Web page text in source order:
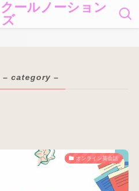
ールノーション
ズ
– category –
オンライン英会話